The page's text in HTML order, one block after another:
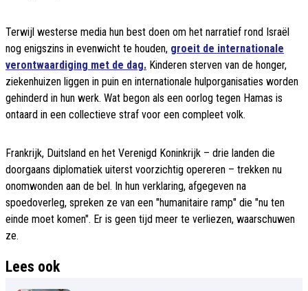
Terwijl westerse media hun best doen om het narratief rond Israël
nog enigszins in evenwicht te houden, groeit de internationale
verontwaardiging met de dag. Kinderen sterven van de honger,
ziekenhuizen liggen in puin en internationale hulporganisaties worden
gehinderd in hun werk. Wat begon als een oorlog tegen Hamas is
ontaard in een collectieve straf voor een compleet volk.
Frankrijk, Duitsland en het Verenigd Koninkrijk – drie landen die
doorgaans diplomatiek uiterst voorzichtig opereren – trekken nu
onomwonden aan de bel. In hun verklaring, afgegeven na
spoedoverleg, spreken ze van een "humanitaire ramp" die "nu ten
einde moet komen". Er is geen tijd meer te verliezen, waarschuwen
ze.
Lees ook